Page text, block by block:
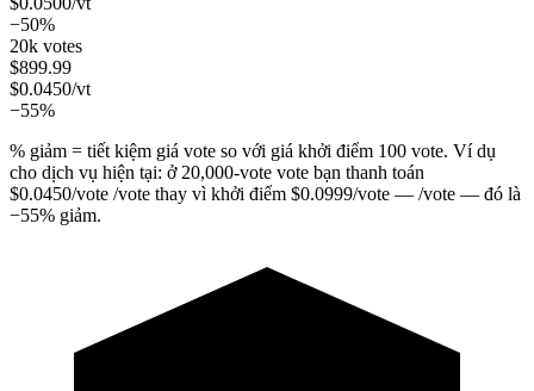
−50%
20k votes
$899.99
$0.0450/vt
−55%
% giảm = tiết kiệm giá vote so với giá khởi điểm 100 vote. Ví dụ
cho dịch vụ hiện tại: ở 20,000-vote vote bạn thanh toán
$0.0450/vote /vote thay vì khởi điểm $0.0999/vote — /vote — đó là
−55% giảm.